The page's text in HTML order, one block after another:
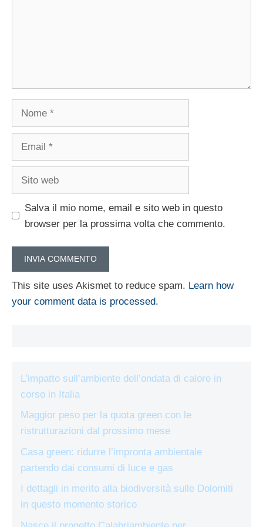
Nome
Email
Sito
Salva il mio nome, email e sito web in questo
browser per la prossima volta che commento.
This site uses Akismet to reduce spam. Learn how
your comment data is processed.
L’impatto sull’ambiente dell’ondata di calore in
corso in Italia
Maggior peso per la quota green con le
ristrutturazioni dal prossimo mese
Casa green: ridurre l’impronta ambientale
partendo dai consumi di luce e gas
I dettagli in merito alla biodiversità sulle Dolomiti
in questo momento storico